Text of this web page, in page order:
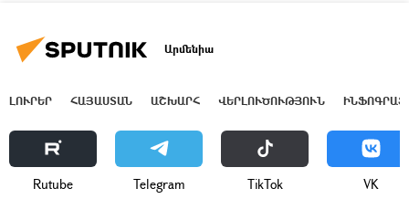
Արմենիա
ԼՈՒՐԵՐ ՀԱՅԱՍՏԱՆ ԱՇԽԱՐՀ ՎԵՐԼՈՒԾՈՒԹՅՈՒՆ
Rutube Telegram ТikТоk VK